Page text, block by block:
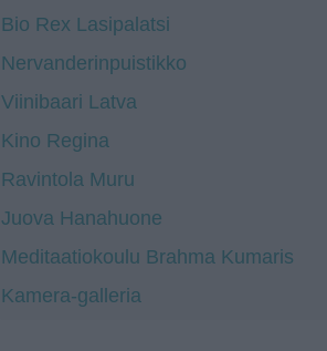
Bio Rex Lasipalatsi
Nervanderinpuistikko
Viinibaari Latva
Kino Regina
Ravintola Muru
Juova Hanahuone
Meditaatiokoulu Brahma Kumaris
Kamera-galleria